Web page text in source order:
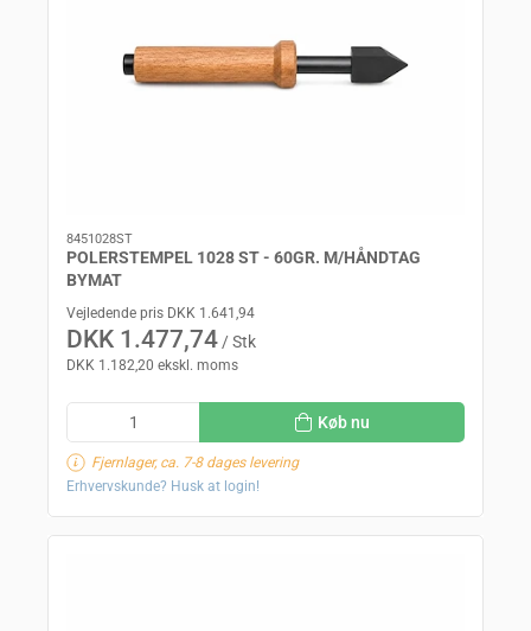
8451028ST
POLERSTEMPEL 1028 ST - 60GR. M/HÅNDTAG
BYMAT
Vejledende pris DKK 1.641,94
DKK 1.477,74 / Stk
DKK 1.182,20 ekskl. moms
Køb nu
Fjernlager, ca. 7-8 dages levering
Erhvervskunde? Husk at login!